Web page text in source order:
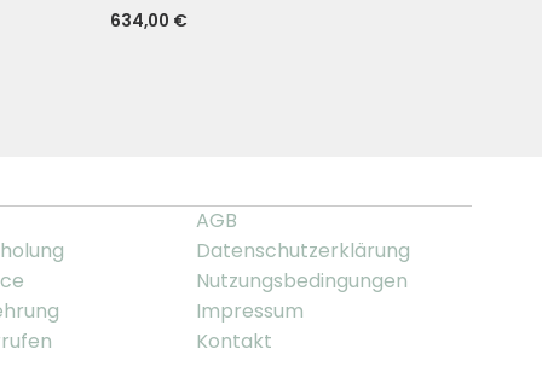
634,00 €
AGB
Datenschutzerklärung
Nutzungsbedingungen
Impressum
Kontakt